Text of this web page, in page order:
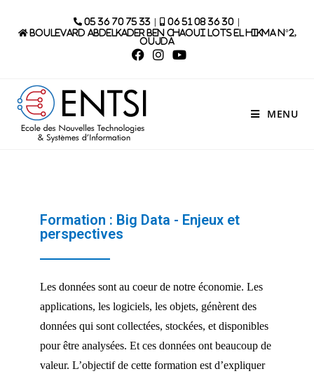
05 36 70 75 33| 06 51 08 36 30|
Boulevard Abdelkader Ben Chaoui lots El Hikma N°2,
Oujda
MENU
Formation : Big Data - Enjeux et
perspectives
Les données sont au coeur de notre économie. Les
applications, les logiciels, les objets, génèrent des
données qui sont collectées, stockées, et disponibles
pour être analysées. Et ces données ont beaucoup de
valeur. L’objectif de cette formation est d’expliquer